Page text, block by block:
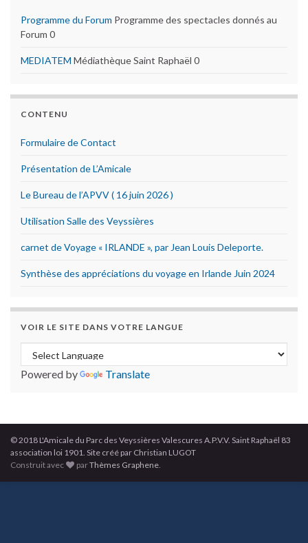
Programme du Forum Programme des spectacles donnés au
Forum 0
MEDIATEM Médiathèque Saint Raphaël 0
CONTENU
Formulaire de Contact
Présentation de L’Amicale
Le Bureau de l’APVV ( 16 juin 2026 )
Utilisation Salle des Veyssières
carnet de Voyage « IRLANDE », par Jean Louis Deleporte.
Synthèse des appréciations du voyage en Irlande Juin 2024
VOIR LE SITE DANS VOTRE LANGUE
Powered by Translate
© 2018 L'Amicale du Parc des Veyssières Valescures A.P.V.V. Saint Raphaël 83
association loi 1901. Site créé par Christian LUGOT
Construit avec
parThèmes Graphene